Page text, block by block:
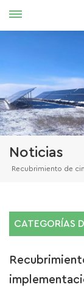
국의
Noticias
Recubrimiento de
CATEGORÍAS